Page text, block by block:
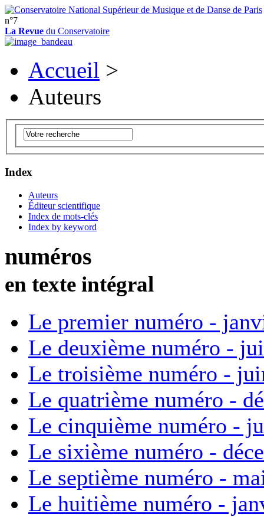
n°7
La Revue du Conservatoire
Accueil >
Auteurs
Index
Auteurs
Éditeur scientifique
Index de mots-clés
Index by keyword
numéros
en texte intégral
Le premier numéro -
Le deuxième numéro -
Le troisième numéro -
Le quatrième numéro -
Le cinquième numéro -
Le sixième numéro -
Le septième numéro -
Le huitième numéro -